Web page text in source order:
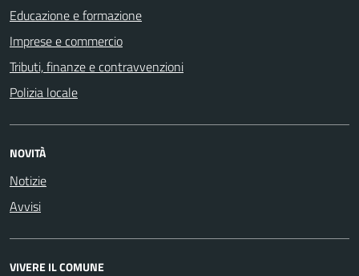
Educazione e formazione
Imprese e commercio
Tributi, finanze e contravvenzioni
Polizia locale
NOVITÀ
Notizie
Avvisi
VIVERE IL COMUNE